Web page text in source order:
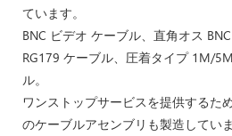
ています。
BNC ビデオ ケーブル、直角オス
RG179 ケーブル、圧着タイプ 1M/
ル。
ワンストップサービスを提供するた
のケーブルアセンブリも製造していま